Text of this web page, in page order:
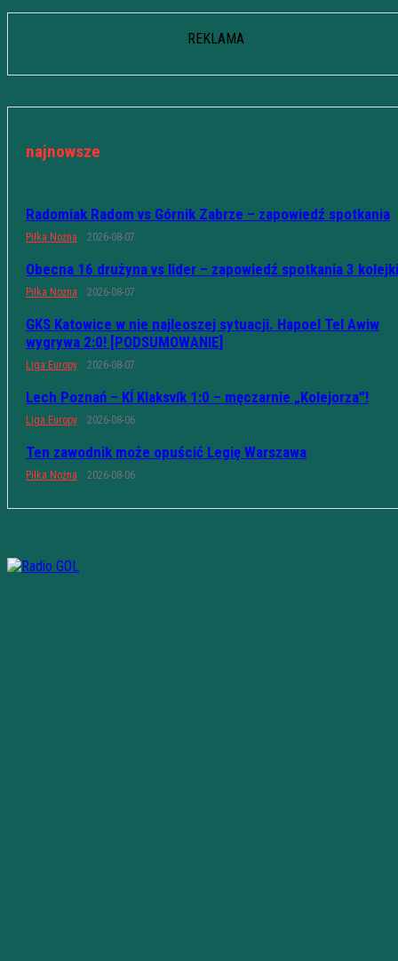
REKLAMA
najnowsze
Radomiak Radom vs Górnik Zabrze – zapowiedź spotkania
Piłka Nożna 2026-08-07
Obecna 16 drużyna vs lider – zapowiedź spotkania 3 kolejki
Piłka Nożna 2026-08-07
GKS Katowice w nie najleoszej sytuacji. Hapoel Tel Awiw
wygrywa 2:0! [PODSUMOWANIE]
Liga Europy 2026-08-07
Lech Poznań – KÍ Klaksvík 1:0 – męczarnie „Kolejorza”!
Liga Europy 2026-08-06
Ten zawodnik może opuścić Legię Warszawa
Piłka Nożna 2026-08-06